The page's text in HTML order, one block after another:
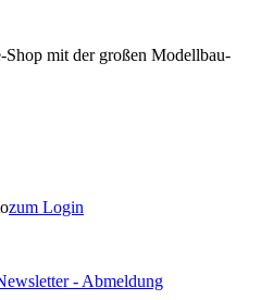
mit der großen Modellbau-
zum Login
- Abmeldung